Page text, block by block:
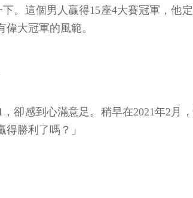
。這個男人贏得15座4大賽冠軍，
大冠軍的風範。
卻感到心滿意足。稍早在2021年2
勝利了嗎？」